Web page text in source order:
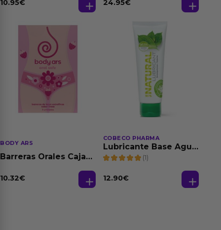
10.95€ 24.95€
BODY ARS
Barreras Orales Caja
10.32€
COBECO PHARMA
Lubricante Base Agua
100% Natural 125 ml
(1)
12.90€